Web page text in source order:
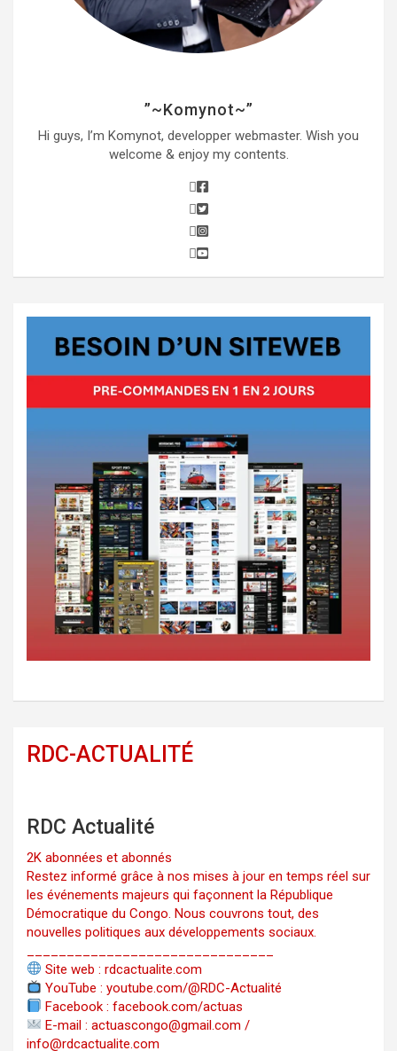
”~Komynot~”
Hi guys, I’m Komynot, developper webmaster. Wish you
welcome & enjoy my contents.
RDC-ACTUALITÉ
RDC Actualité
2K abonnées et abonnés
Restez informé grâce à nos mises à jour en temps réel sur
les événements majeurs qui façonnent la République
Démocratique du Congo. Nous couvrons tout, des
nouvelles politiques aux développements sociaux.
Site web : rdcactualite.com
YouTube : youtube.com/@RDC-Actualité
Facebook : facebook.com/actuas
E-mail : actuascongo@gmail.com /
info@rdcactualite.com